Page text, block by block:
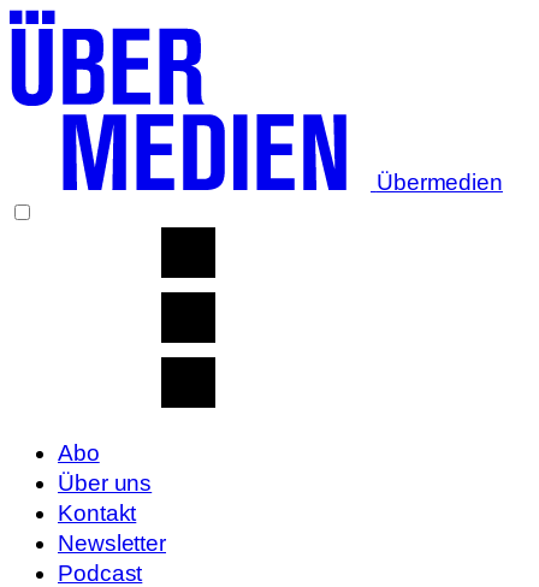
Übermedien
Abo
Über uns
Kontakt
Newsletter
Podcast